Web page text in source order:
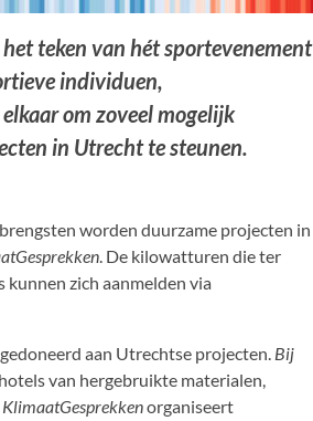
teken van hét sportevenement
individuen,
om zoveel mogelijk
in Utrecht te steunen.
worden duurzame projecten in
. De kilowatturen die ter
kunnen zich aanmelden via
aan Utrechtse projecten. Bij
van hergebruikte materialen,
KlimaatGesprekkenorganiseert